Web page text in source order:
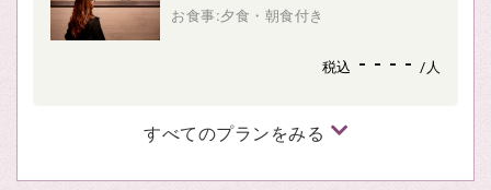
お食事:夕食・朝食付き
税込 - - - - /人
すべてのプランをみる